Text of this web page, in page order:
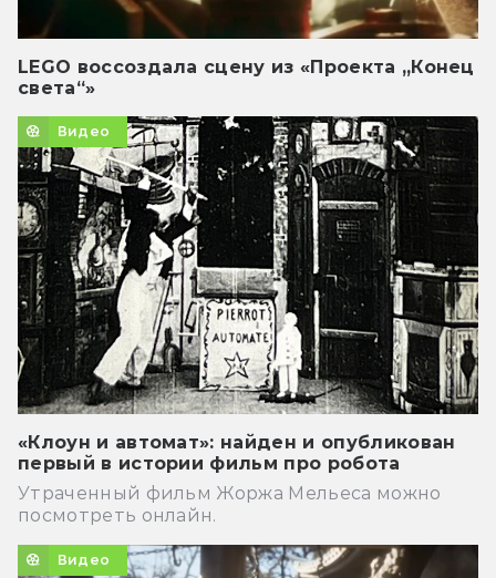
LEGO воссоздала сцену из «Проекта „Конец
света“»
Видео
«Клоун и автомат»: найден и опубликован
первый в истории фильм про робота
Утраченный фильм Жоржа Мельеса можно
посмотреть онлайн.
Видео